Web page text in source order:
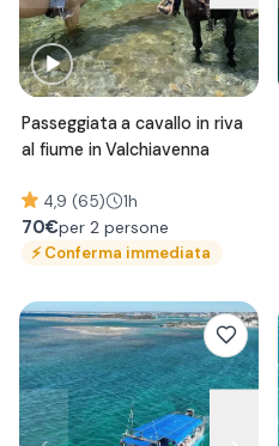
Passeggiata a cavallo in riva
al fiume in Valchiavenna
4,9 (65) 1h
70€per 2 persone
⚡Conferma immediata